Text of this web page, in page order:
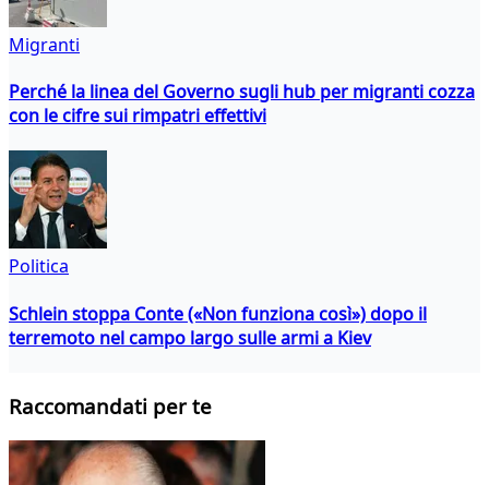
Migranti
Perché la linea del Governo sugli hub per migranti cozza
con le cifre sui rimpatri effettivi
Politica
Schlein stoppa Conte («Non funziona così») dopo il
terremoto nel campo largo sulle armi a Kiev
Raccomandati per te